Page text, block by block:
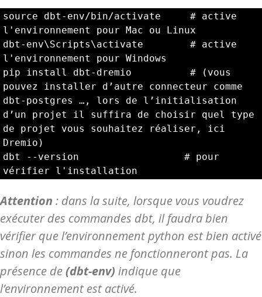
source dbt-env/bin/activate     # active
l'environnement pour Mac ou Linux
dbt-env\Scripts\activate        # active
l'environnement pour Windows
pip install dbt-dremio          # (vous
pouvez installer d’autre connecteur comme
dbt-postgres …, lors de l’initialisation
d’un projet il suffira de choisir quel type
de projet vous souhaitez réaliser, ici
Dremio)
dbt --version                  # pour
vérifier l'installation
Attention : dans la suite, lorsque vous voudrez
exécuter des commandes dbt, il faudra bien
vérifier que l’environnement python est bien activé
sinon les commandes ne fonctionneront pas. La
présence de(dbt-env) indique que
l’environnement est activé.